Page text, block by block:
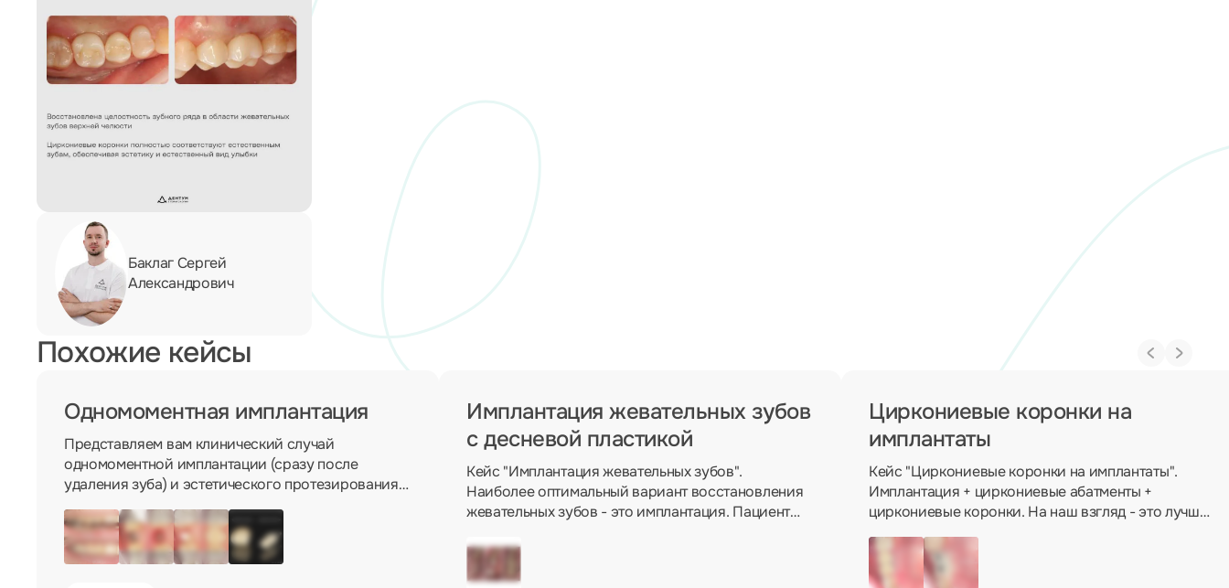
Баклаг Сергей
Александрович
Похожие кейсы
Одномоментная имплантация
Представляем вам клинический случай
одномоментной имплантации (сразу после
удаления зуба) и эстетического протезирования
десны - оттиски - изготовление циркониевого
абатмента и коронки - фиксация в полости рта. В
нашей клинике мы делаем сложные и
Имплантация жевательных зубов
с десневой пластикой
Кейс "Имплантация жевательных зубов".
Наиболее оптимальный вариант восстановления
жевательных зубов - это имплантация. Пациент
установили два имплантата osstem, сразу
провели десневую пластику, поставили
Циркониевые коронки на
имплантаты
Кейс "Циркониевые коронки на имплантаты".
Имплантация + циркониевые абатменты +
циркониевые коронки. На наш взгляд - это лучшее
зубов.